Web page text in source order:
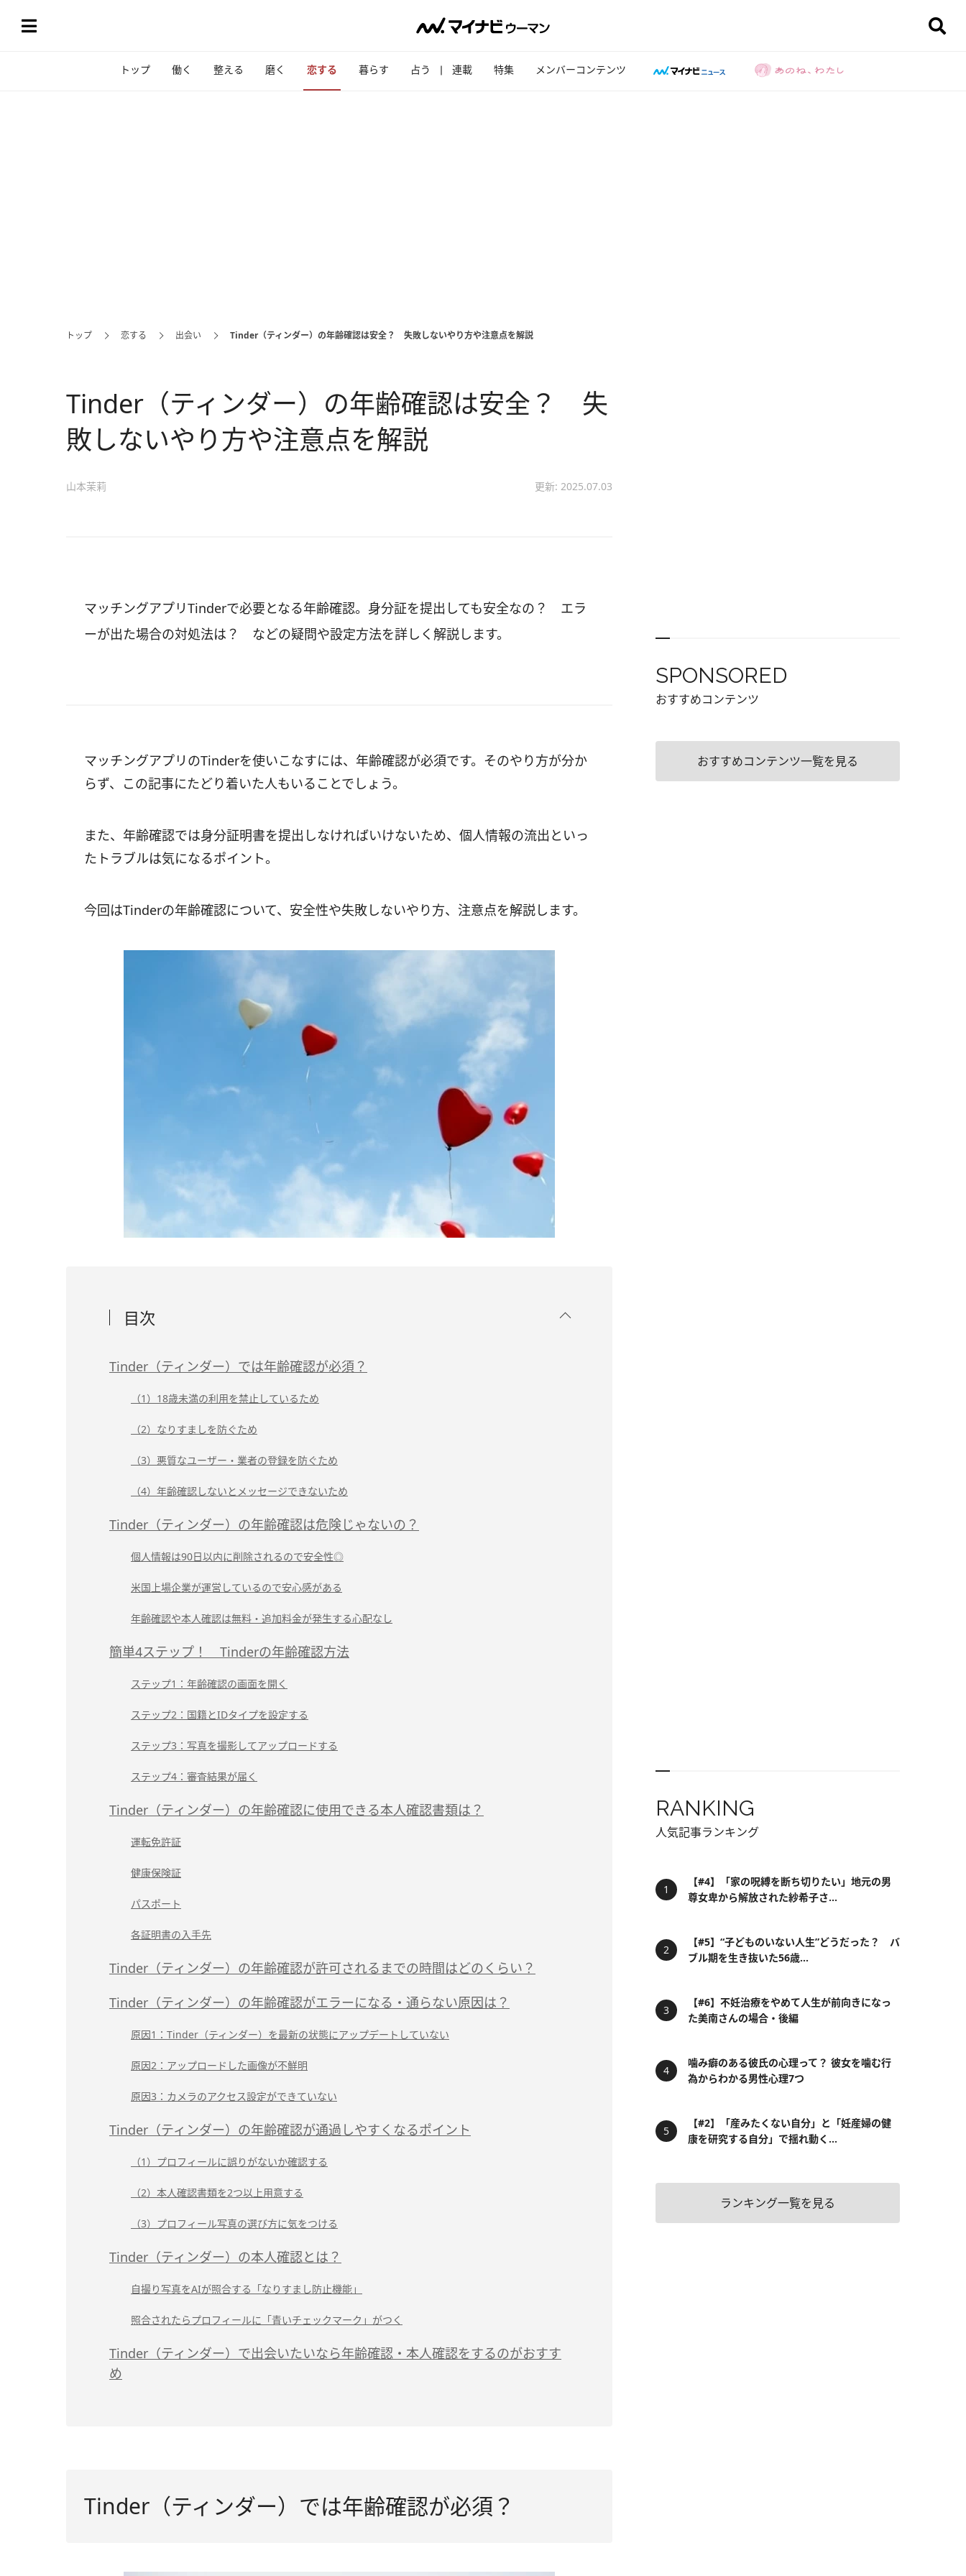
トップ 働く 整える 磨く 恋する 暮らす 占う 連載 特集 メンバーコンテンツ
トップ 恋する 出会い Tinder（ティンダー）の年齢確認は安全？ 失敗しないやり方や注意点を解説
Tinder（ティンダー）の年齢確認は安全？ 失
敗しないやり方や注意点を解説
山本茉莉 更新: 2025.07.03
マッチングアプリTinderで必要となる年齢確認。身分証を提出しても安全なの？ エラ
ーが出た場合の対処法は？ などの疑問や設定方法を詳しく解説します。
マッチングアプリのTinderを使いこなすには、年齢確認が必須です。そのやり方が分か
らず、この記事にたどり着いた人もいることでしょう。
また、年齢確認では身分証明書を提出しなければいけないため、個人情報の流出といっ
たトラブルは気になるポイント。
今回はTinderの年齢確認について、安全性や失敗しないやり方、注意点を解説します。
目次
Tinder（ティンダー）では年齢確認が必須？
（1）18歳未満の利用を禁止しているため
（2）なりすましを防ぐため
（3）悪質なユーザー・業者の登録を防ぐため
（4）年齢確認しないとメッセージできないため
Tinder（ティンダー）の年齢確認は危険じゃないの？
個人情報は90日以内に削除されるので安全性◎
米国上場企業が運営しているので安心感がある
年齢確認や本人確認は無料・追加料金が発生する心配なし
簡単4ステップ！ Tinderの年齢確認方法
ステップ1：年齢確認の画面を開く
ステップ2：国籍とIDタイプを設定する
ステップ3：写真を撮影してアップロードする
ステップ4：審査結果が届く
Tinder（ティンダー）の年齢確認に使用できる本人確認書類は？
運転免許証
健康保険証
パスポート
各証明書の入手先
Tinder（ティンダー）の年齢確認が許可されるまでの時間はどのくらい？
Tinder（ティンダー）の年齢確認がエラーになる・通らない原因は？
原因1：Tinder（ティンダー）を最新の状態にアップデートしていない
原因2：アップロードした画像が不鮮明
原因3：カメラのアクセス設定ができていない
Tinder（ティンダー）の年齢確認が通過しやすくなるポイント
（1）プロフィールに誤りがないか確認する
（2）本人確認書類を2つ以上用意する
（3）プロフィール写真の選び方に気をつける
Tinder（ティンダー）の本人確認とは？
自撮り写真をAIが照合する「なりすまし防止機能」
照合されたらプロフィールに「青いチェックマーク」がつく
Tinder（ティンダー）で出会いたいなら年齢確認・本人確認をするのがおすす
め
Tinder（ティンダー）では年齢確認が必須？
SPONSORED
おすすめコンテンツ
おすすめコンテンツ一覧を見る
RANKING
人気記事ランキング
【#4】「家の呪縛を断ち切りたい」地元の男
尊女卑から解放された紗希子さ...
【#5】“子どものいない人生”どうだった？ バ
ブル期を生き抜いた56歳...
【#6】不妊治療をやめて人生が前向きになっ
た美南さんの場合・後編
噛み癖のある彼氏の心理って？ 彼女を噛む行
為からわかる男性心理7つ
【#2】「産みたくない自分」と「妊産婦の健
康を研究する自分」で揺れ動く...
ランキング一覧を見る